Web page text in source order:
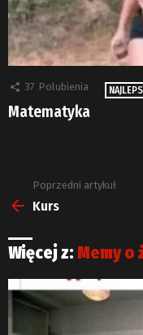
37 Polubienia
Matematyka
Zobacz
więcej
Poprzedni artykuł
Kurs
Więcej z: Memy o